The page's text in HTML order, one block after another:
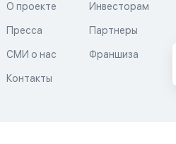
О проекте
Пресса
СМИ о нас
Контакты
Инвесторам
Партнеры
Франшиза